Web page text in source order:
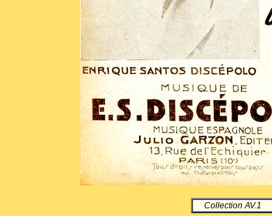
Collection AV.1